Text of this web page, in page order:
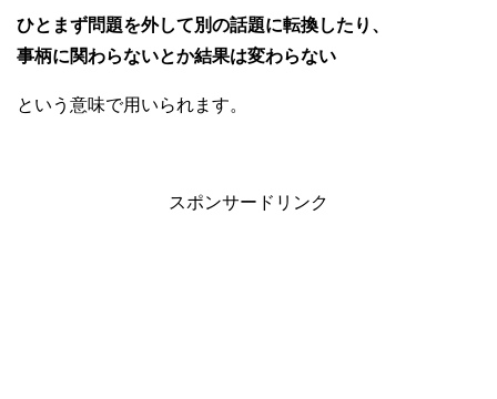
ひとまず問題を外して別の話題に転換したり、
事柄に関わらないとか結果は変わらない
という意味で用いられます。
スポンサードリンク